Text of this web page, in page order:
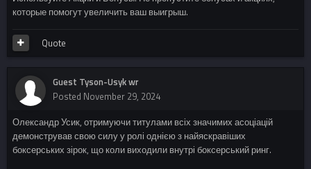
которые помогут увеличить ваш выигрыш.
Quote
Guest Tyson-Usyk wr
Posted November 29, 2024
Олександр Усик, отримуючи титулами всіх значимих асоціацій
демонстрував свою силу у ролі однією з найяскравіших
боксерських зірок, що коли виходили внутрі боксерський ринг.